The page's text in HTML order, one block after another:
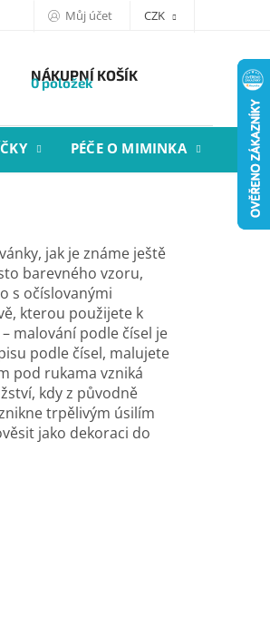
Můj účet CZK
NÁKUPNÍ KOŠÍK
0 položek
PÉČE O MIMINKA
jak je známe ještě
barevného vzoru,
s očíslovanými
kterou použijete k
malování podle čísel je
podle čísel, malujete
pod rukama vzniká
kdy z původně
trpělivým úsilím
jako dekoraci do